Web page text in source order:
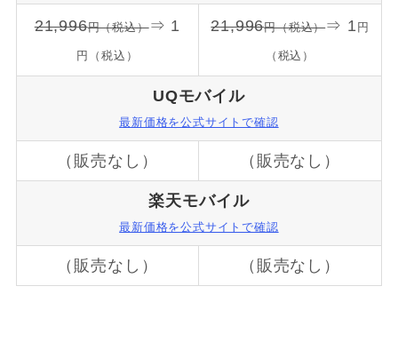
21,996円（税込）⇒ 1
円（税込）
21,996円（税込）⇒ 1 円
（税込）
UQモバイル
最新価格を公式サイトで確認
（販売なし） （販売なし）
楽天モバイル
最新価格を公式サイトで確認
（販売なし） （販売なし）